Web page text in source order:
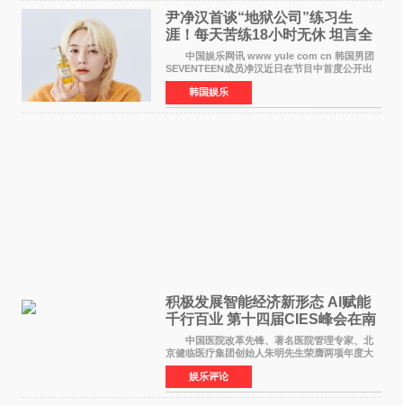
尹净汉首谈“地狱公司”练习生
涯！每天苦练18小时无休 坦言全
靠成员撑过来
中国娱乐网讯 www yule com cn 韩国男团
SEVENTEEN成员净汉近日在节目中首度公开出
道前的残酷练习生经历，并提及经纪公司Pledis
娱乐，引发广泛关注。 在8月2日播出的日本
TBS综艺节目《周
韩国娱乐
积极发展智能经济新形态 Al赋能
千行百业 第十四届CIES峰会在南
京盛大召开
中国医院改革先锋、著名医院管理专家、北
京健临医疗集团创始人朱明先生荣膺两项年度大
奖 2026年7月31日，盛夏金陵，长江之畔，
以重落地·真务实·强链接为主题的2026&lsquo;人
工智能+&rsquo
娱乐评论